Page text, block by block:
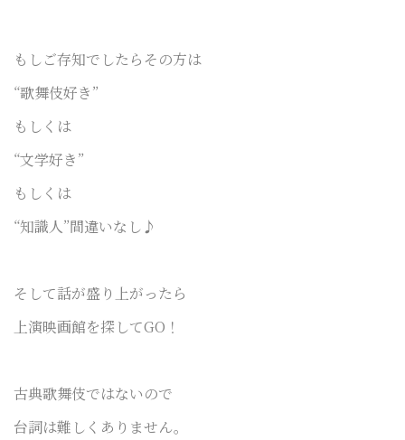
もしご存知でしたらその方は
“歌舞伎好き”
もしくは
“文学好き”
もしくは
“知識人”間違いなし♪
そして話が盛り上がったら
上演映画館を探してGO！
古典歌舞伎ではないので
台詞は難しくありません。